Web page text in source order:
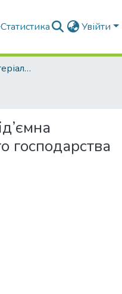
Статистика Увійти
Конференції та матеріали конференцій
господарства